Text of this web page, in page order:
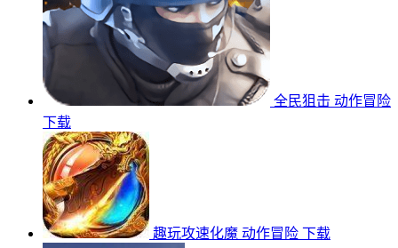
全民狙击 动作冒险
下载
趣玩攻速化魔 动作冒险 下载